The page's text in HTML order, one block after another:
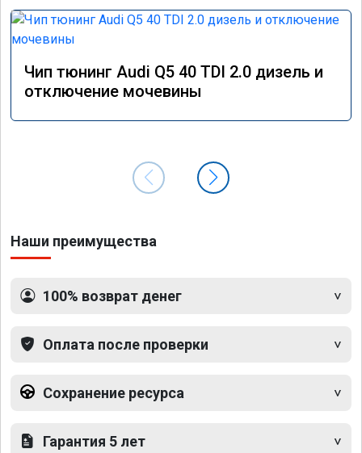
Чип тюнинг Audi Q5 40 TDI 2.0 дизель и
отключение мочевины
Наши преимущества
100% возврат денег
Оплата после проверки
Сохранение ресурса
Гарантия 5 лет